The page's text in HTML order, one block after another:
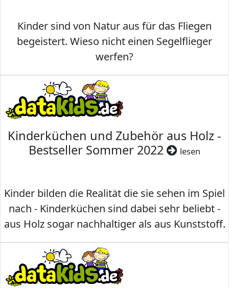
Kinder sind von Natur aus für das Fliegen
begeistert. Wieso nicht einen Segelflieger
werfen?
Kinderküchen und Zubehör aus Holz -
Bestseller Sommer 2022
lesen
Kinder bilden die Realität die sie sehen im Spiel
nach - Kinderküchen sind dabei sehr beliebt -
aus Holz sogar nachhaltiger als aus Kunststoff.